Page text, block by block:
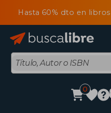
Hasta 60% dto en
0